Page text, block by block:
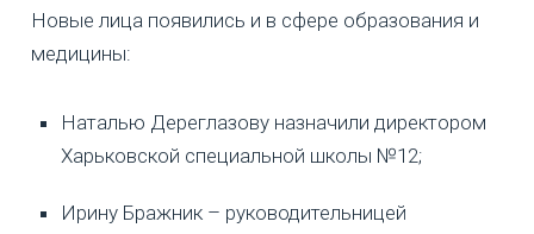
Новые лица появились и в сфере образования и
медицины:
Наталью Дереглазову назначили директором
Харьковской специальной школы №12;
Ирину Бражник – руководительницей